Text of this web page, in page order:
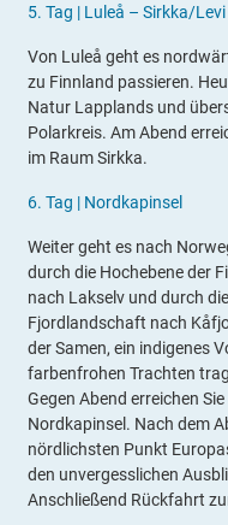
5. Tag | Luleå – Sirkka/Levi
Von Luleå geht es
zu Finnland passieren.
Natur Lapplands und
Polarkreis. Am Abend
im Raum Sirkka.
6. Tag | Nordkapinsel
Weiter geht es nach
durch die Hochebene der
nach Lakselv und durch
Fjordlandschaft nach
der Samen, ein indigenes
farbenfrohen Trachten
Gegen Abend erreichen
Nordkapinsel. Nach dem
nördlichsten Punkt
den unvergesslichen
Anschließend Rückfahrt